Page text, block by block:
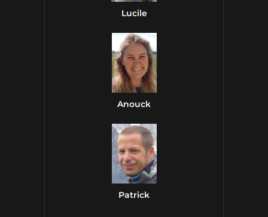
Lucile
Anouck
Patrick